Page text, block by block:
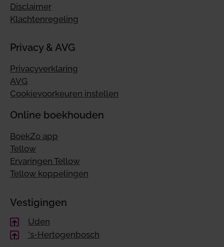
Disclaimer
Klachtenregeling
Privacy & AVG
Privacyverklaring
AVG
Cookievoorkeuren instellen
Online boekhouden
BoekZo app
Tellow
Ervaringen Tellow
Tellow koppelingen
Vestigingen
Uden
's-Hertogenbosch